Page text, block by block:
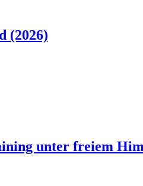
(2026)
unter freiem